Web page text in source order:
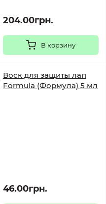
204.00грн.
В корзину
Воск для защиты лап
Formula (Формула) 5 мл
46.00грн.